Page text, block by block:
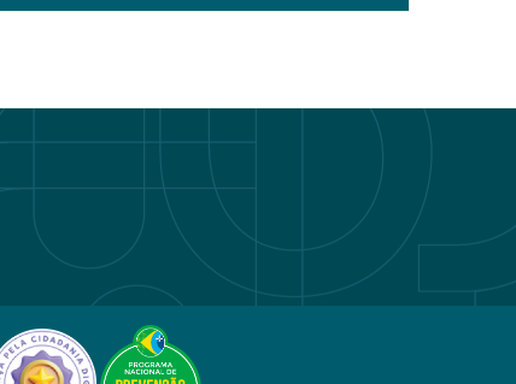
Ano Entrada pdf
2025